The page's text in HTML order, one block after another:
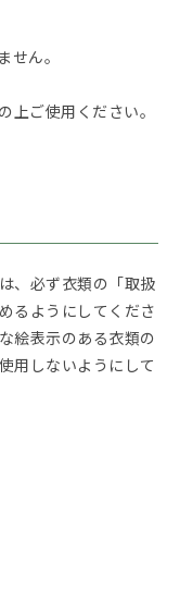
ん。
ご使用ください。
、必ず衣類の「取扱
るようにしてくださ
絵表示のある衣類の
用しないようにして